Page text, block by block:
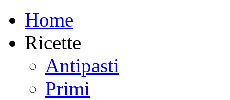
Home
Ricette
Antipasti
Primi